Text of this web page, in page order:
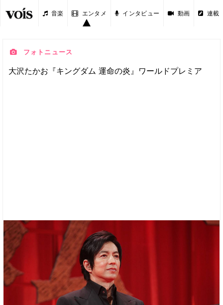
音楽 エンタメ インタビュー 動画 連載
フォトニュース
大沢たかお『キングダム 運命の炎』ワールドプレミア